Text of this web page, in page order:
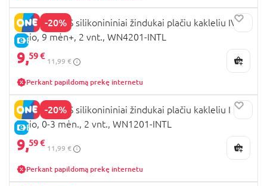
-20%
E-KAINA
DR. BROWNS silikonininiai žindukai plačiu kakleliu IV
lygio, 9 mėn+, 2 vnt., WN4201-INTL
9,59 €
11,99 €
Perkant papildomą prekę internetu
-20%
E-KAINA
DR. BROWNS silikonininiai žindukai plačiu kakleliu I
lygio, 0-3 mėn., 2 vnt., WN1201-INTL
9,59 €
11,99 €
Perkant papildomą prekę internetu